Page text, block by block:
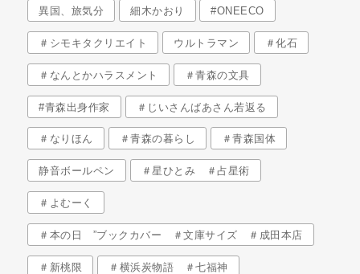
異国、旅気分 細木かおり #ONEECO
＃シモキタクリエイト ウルトラマン ＃化石
＃なんとかハラスメント ＃青森の文具
#青森出身作家 ＃じいさんばあさん若返る
＃なりほん ＃青森の暮らし ＃青森国体
静音ボールペン ＃星ひとみ ＃占星術
＃よむーく
＃本の日 ”ブックカバー ＃文庫サイズ ＃成田本店
＃新桃限 ＃横浜炭物語 ＃七福神